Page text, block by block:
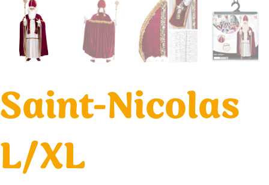
Saint-Nicolas
L/XL